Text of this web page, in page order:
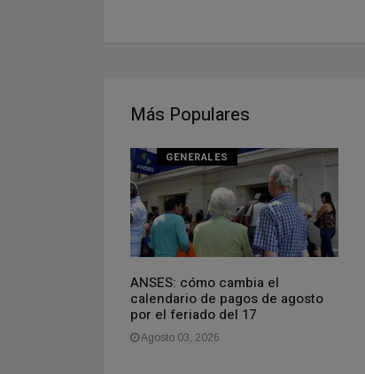
Más Populares
GENERALES
ANSES: cómo cambia el
calendario de pagos de agosto
por el feriado del 17
Agosto 03, 2026